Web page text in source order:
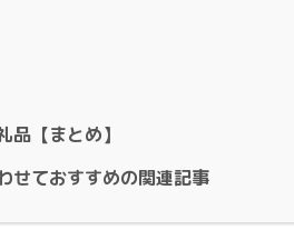
品【まとめ】
せておすすめの関連記事